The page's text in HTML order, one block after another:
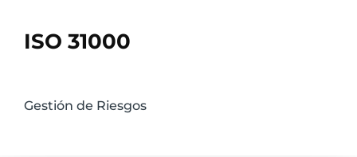
ISO 31000​
Gestión de Riesgos